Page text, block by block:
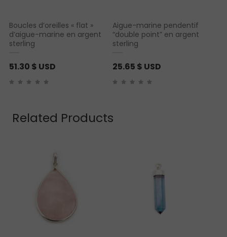
Boucles d’oreilles « flat »
d’aigue-marine en argent
sterling
51.30 $ USD
Aigue-marine pendentif
“double point” en argent
sterling
25.65 $ USD
Related Products